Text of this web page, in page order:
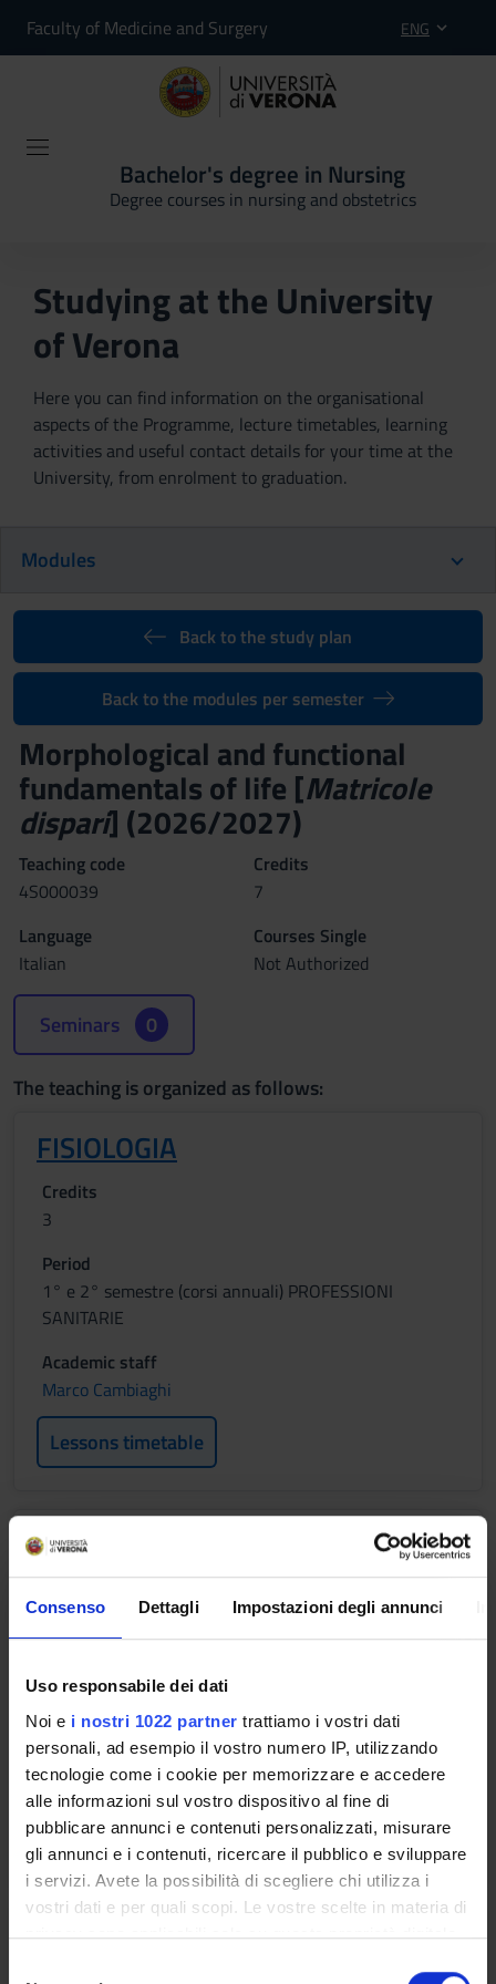
Consenso Dettagli Impostazioni degli annunci
Uso responsabile dei dati
Noi e i nostri 1022 partner trattiamo i vostri dati
personali, ad esempio il vostro numero IP, utilizzando
tecnologie come i cookie per memorizzare e accedere
alle informazioni sul vostro dispositivo al fine di
pubblicare annunci e contenuti personalizzati, misurare
gli annunci e i contenuti, ricercare il pubblico e sviluppare
i servizi. Avete la possibilità di scegliere chi utilizza i
vostri dati e per quali scopi. Le vostre scelte in materia di
privacy sono applicabili solo su questa proprietà digitale
Faculty of Medicine and Surgery ENG
Bachelor's degree in Nursing
Degree courses in nursing and obstetrics
Studying at the University
of Verona
Here you can find information on the organisational
aspects of the Programme, lecture timetables, learning
activities and useful contact details for your time at the
University, from enrolment to graduation.
Modules
Back to the study plan
Back to the modules per semester
Morphological and functional
fundamentals of life [Matricole
dispari] (2026/2027)
Teaching code
4S000039
Credits
7
Language
Italian
Courses Single
Not Authorized
Seminars 0
The teaching is organized as follows:
FISIOLOGIA
Credits
3
Period
1° e 2° semestre (corsi annuali) PROFESSIONI
SANITARIE
Academic staff
Marco Cambiaghi
Lessons timetable
ANATOMIA UMANA
3
1° e 2° semestre (corsi annuali) PROFESSIONI
SANITARIE
Academic staff
Laura Calderan
Lessons timetable
ISTOLOGIA